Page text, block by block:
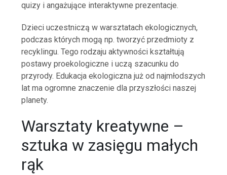
quizy i angażujące interaktywne prezentacje.
Dzieci uczestniczą w warsztatach ekologicznych,
podczas których mogą np. tworzyć przedmioty z
recyklingu. Tego rodzaju aktywności kształtują
postawy proekologiczne i uczą szacunku do
przyrody. Edukacja ekologiczna już od najmłodszych
lat ma ogromne znaczenie dla przyszłości naszej
planety.
Warsztaty kreatywne –
sztuka w zasięgu małych
rąk